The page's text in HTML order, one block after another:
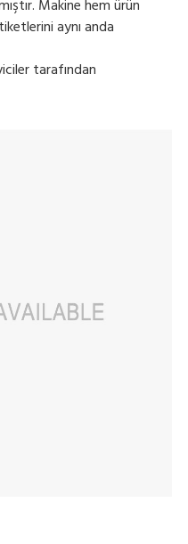
Makine hem ürün
aynı anda
tarafından